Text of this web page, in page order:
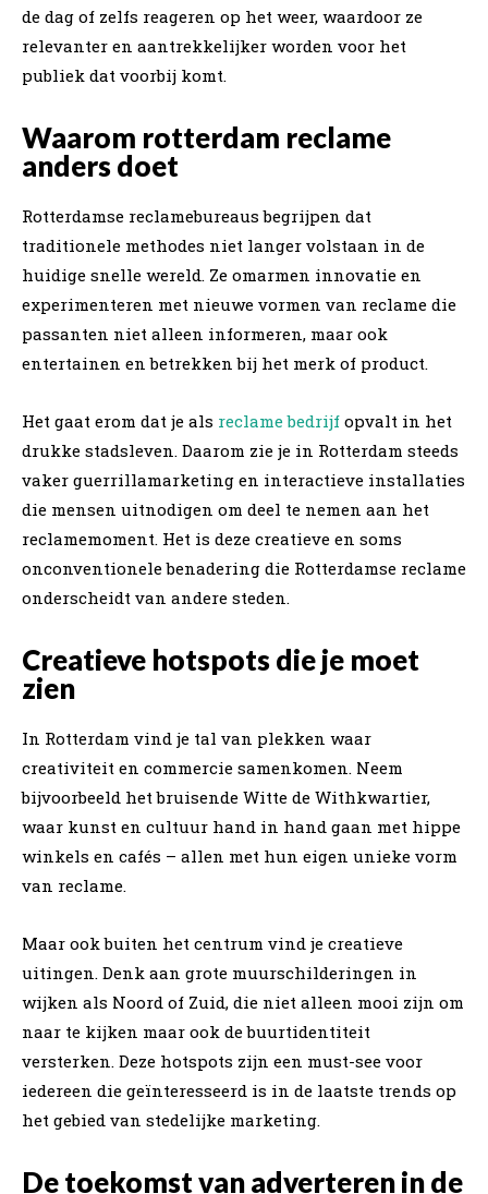
de dag of zelfs reageren op het weer, waardoor ze
relevanter en aantrekkelijker worden voor het
publiek dat voorbij komt.
Waarom rotterdam reclame
anders doet
Rotterdamse reclamebureaus begrijpen dat
traditionele methodes niet langer volstaan in de
huidige snelle wereld. Ze omarmen innovatie en
experimenteren met nieuwe vormen van reclame die
passanten niet alleen informeren, maar ook
entertainen en betrekken bij het merk of product.
Het gaat erom dat je als reclame bedrijf opvalt in het
drukke stadsleven. Daarom zie je in Rotterdam steeds
vaker guerrillamarketing en interactieve installaties
die mensen uitnodigen om deel te nemen aan het
reclamemoment. Het is deze creatieve en soms
onconventionele benadering die Rotterdamse reclame
onderscheidt van andere steden.
Creatieve hotspots die je moet
zien
In Rotterdam vind je tal van plekken waar
creativiteit en commercie samenkomen. Neem
bijvoorbeeld het bruisende Witte de Withkwartier,
waar kunst en cultuur hand in hand gaan met hippe
winkels en cafés – allen met hun eigen unieke vorm
van reclame.
Maar ook buiten het centrum vind je creatieve
uitingen. Denk aan grote muurschilderingen in
wijken als Noord of Zuid, die niet alleen mooi zijn om
naar te kijken maar ook de buurtidentiteit
versterken. Deze hotspots zijn een must-see voor
iedereen die geïnteresseerd is in de laatste trends op
het gebied van stedelijke marketing.
De toekomst van adverteren in de